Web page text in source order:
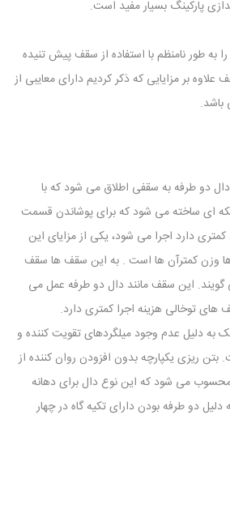
پارکینگ بسیار مفید است.
طور نامنظم با استفاده از سقف پیش تنیده
بر مزایایی که ذکر کردیم دارای معایبی از
دو طرفه به سقفی اطلاق می شود که با
ای ساخته می شود که برای پوشاندن قسمت
دارد اجرا می شود، یکی از مزایای این
وزن کمترآن ها است . به این سقف ها سقف
این سقف مانند دال دو طرفه عمل می
های توخالی هزینه اجرا کمتری دارد.
به دلیل عدم وجود میلگردهای تقویت کننده و
بتن ریزی یکپارچه بدون افزودن روان کننده از
می شود که این نوع دال برای دهانه
دو طرفه بودن دارای تکیه گاه در چهار